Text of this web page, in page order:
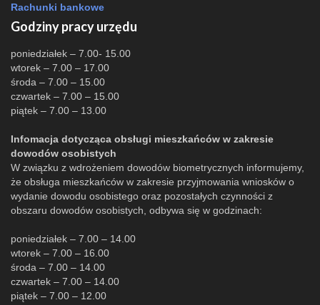
Rachunki bankowe
Godziny pracy urzędu
poniedziałek – 7.00- 15.00
wtorek – 7.00 – 17.00
środa – 7.00 – 15.00
czwartek – 7.00 – 15.00
piątek – 7.00 – 13.00
Infomacja dotycząca obsługi mieszkańców w zakresie
dowodów osobistych
W związku z wdrożeniem dowodów biometrycznych informujemy,
że obsługa mieszkańców w zakresie przyjmowania wniosków o
wydanie dowodu osobistego oraz pozostałych czynności z
obszaru dowodów osobistych, odbywa się w godzinach:
poniedziałek – 7.00 – 14.00
wtorek – 7.00 – 16.00
środa – 7.00 – 14.00
czwartek – 7.00 – 14.00
piątek – 7.00 – 12.00